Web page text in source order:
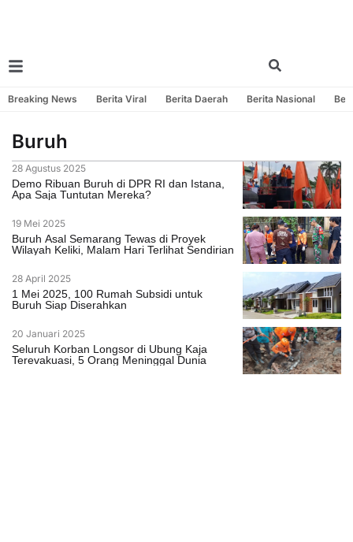
Breaking News Berita Viral Berita Daerah Berita Nasional
Buruh
28 Agustus 2025
Demo Ribuan Buruh di DPR RI dan Istana,
Apa Saja Tuntutan Mereka?
19 Mei 2025
Buruh Asal Semarang Tewas di Proyek
Wilayah Keliki, Malam Hari Terlihat Sendirian
28 April 2025
1 Mei 2025, 100 Rumah Subsidi untuk
Buruh Siap Diserahkan
20 Januari 2025
Seluruh Korban Longsor di Ubung Kaja
Terevakuasi, 5 Orang Meninggal Dunia